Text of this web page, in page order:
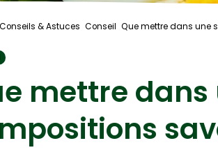
Conseils & Astuces Conseil Que mettre dans une
mettre